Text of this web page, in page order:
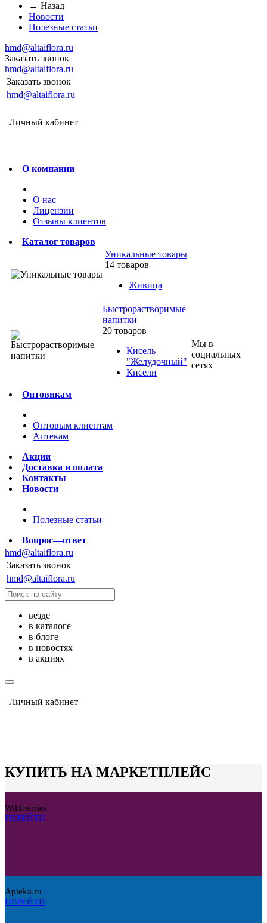
← Назад
Новости
Полезные статьи
hmd@altaiflora.ru
Заказать звонок
hmd@altaiflora.ru
Заказать звонок
hmd@altaiflora.ru
Личный кабинет
О компании
О нас
Лицензии
Отзывы клиентов
Каталог товаров
Уникальные товары
14 товаров
Живица
Быстрорастворимые
напитки
20 товаров
Кисель
"Желудочный"
Кисели
Оптовикам
Оптовым клиентам
Аптекам
Акции
Доставка и оплата
Контакты
Новости
Полезные статьи
Вопрос—ответ
Мы в
социальных
сетях
hmd@altaiflora.ru
Заказать звонок
hmd@altaiflora.ru
везде
в каталоге
в блоге
в новостях
в акциях
Личный кабинет
КУПИТЬ НА МАРКЕТПЛЕЙС
Wildberries
ПЕРЕЙТИ
Apteka.ru
ПЕРЕЙТИ